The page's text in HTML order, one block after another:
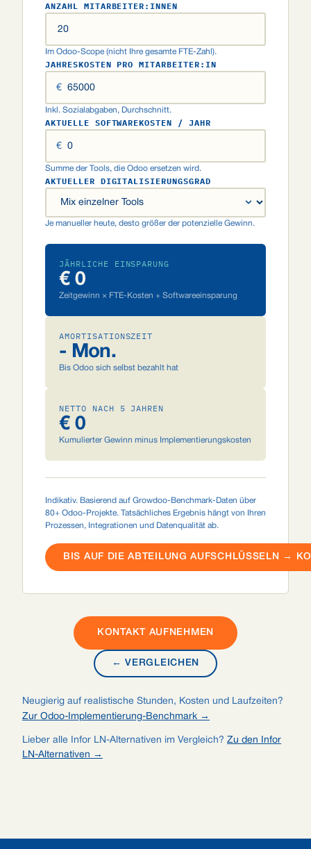
ANZAHL MITARBEITER:INNEN
Im Odoo-Scope (nicht Ihre gesamte FTE-Zahl).
JAHRESKOSTEN PRO MITARBEITER:IN
€
Inkl. Sozialabgaben, Durchschnitt.
AKTUELLE SOFTWAREKOSTEN / JAHR
€
Summe der Tools, die Odoo ersetzen wird.
AKTUELLER DIGITALISIERUNGSGRAD
Je manueller heute, desto größer der potenzielle Gewinn.
JÄHRLICHE EINSPARUNG
€ 0
Zeitgewinn × FTE-Kosten + Softwareeinsparung
AMORTISATIONSZEIT
- Mon.
Bis Odoo sich selbst bezahlt hat
NETTO NACH 5 JAHREN
€ 0
Kumulierter Gewinn minus Implementierungskosten
Indikativ. Basierend auf Growdoo-Benchmark-Daten über
80+ Odoo-Projekte. Tatsächliches Ergebnis hängt von Ihren
Prozessen, Integrationen und Datenqualität ab.
BIS AUF DIE ABTEILUNG AUFSCHLÜSSELN →
KONTAKT AUFNEHMEN
← VERGLEICHEN
Neugierig auf realistische Stunden, Kosten und Laufzeiten?
Zur Odoo-Implementierung-Benchmark →
Lieber alle Infor LN-Alternativen im Vergleich? Zu den Infor
LN-Alternativen →